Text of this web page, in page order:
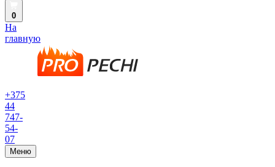
0
На
главную
+375
44
747-
54-
07
Меню